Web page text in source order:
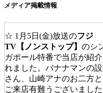
メディア掲載情報
☆ 1月5日(金)放送のフジ
TV【ノンストップ】 のシ
ガポール特番で当店が紹介
れました。バナナマンの
さん、山崎アナのお二方
ご来店有難うございました